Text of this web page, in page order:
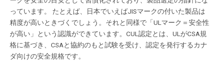
っています。 たとえば、日本でいえばJISマークの付いた製品は
精度が高いときづくでしょう。それと同様で「ULマーク＝安全性
が高い」という認識ができています。CUL認定とは、ULがCSA規
格に基づき、CSAと協約のもと試験を受け、認定を発行するカナ
ダ向けの安全規格です。